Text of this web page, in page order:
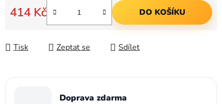
414 Kč
Měrná cena:
DO KOŠÍKU
Tisk Zeptat se Sdílet
Doprava zdarma